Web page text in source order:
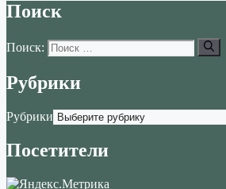
Поиск
Поиск:
Рубрики
Рубрики
Посетители